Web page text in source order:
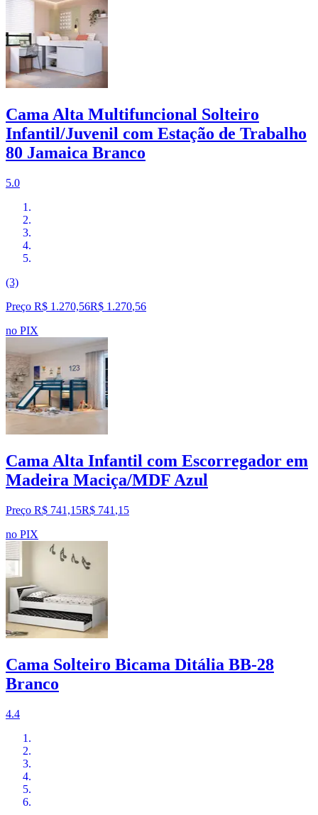
Cama Alta Multifuncional Solteiro
Infantil/Juvenil com Estação de Trabalho
80 Jamaica Branco
5.0
(3)
Preço R$ 1.270,56R$ 1.270,56
no PIX
Cama Alta Infantil com Escorregador em
Madeira Maciça/MDF Azul
Preço R$ 741,15R$ 741 ,15
no PIX
Cama Solteiro Bicama Ditália BB-28
Branco
4.4